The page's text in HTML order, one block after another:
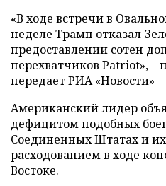
«В ходе встречи в
неделе Трамп отказал
предоставлении сотен
перехватчиков Patriot», –
передаетРИА «Новости»
Американский лидер
дефицитом подобных
Соединенных Штатах и
расходованием в ходе
Востоке.